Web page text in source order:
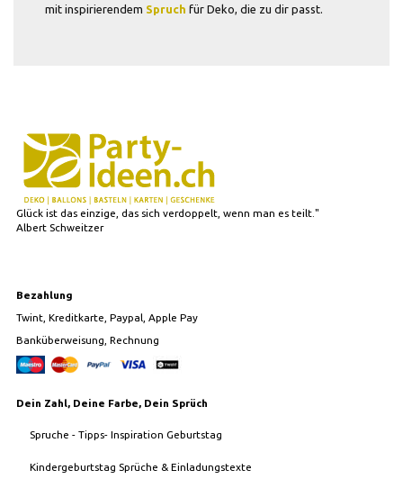
mit inspirierendem Spruch für Deko, die zu dir passt.
Glück ist das einzige, das sich verdoppelt, wenn man es teilt."
Albert Schweitzer
Bezahlung
Twint, Kreditkarte, Paypal, Apple Pay
Banküberweisung, Rechnung
Dein Zahl, Deine Farbe, Dein Sprüch
Spruche - Tipps- Inspiration Geburtstag
Kindergeburtstag Sprüche & Einladungstexte